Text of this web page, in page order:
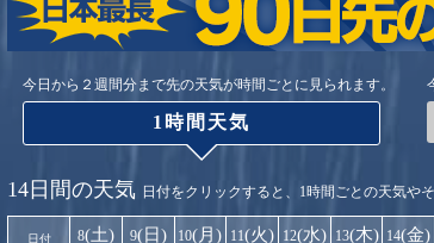
今日から２週間分まで先の天気が時間ごとに見られます。
1時間天気
14日間の天気 日付をクリックすると、1時間ごとの天気や
日付 8(土) 9(日) 10(月) 11(火) 12(水) 13(木) 14(金)